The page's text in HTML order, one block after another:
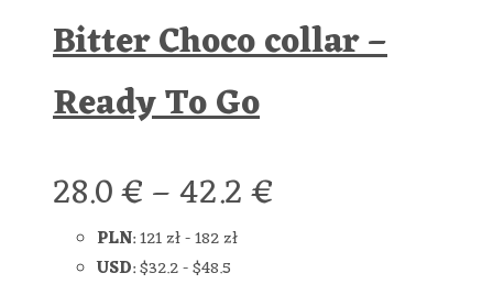
Bitter Choco collar –
Ready To Go
28.0€–42.2€
PLN:121 zł-182 zł
USD:$32.2-$48.5